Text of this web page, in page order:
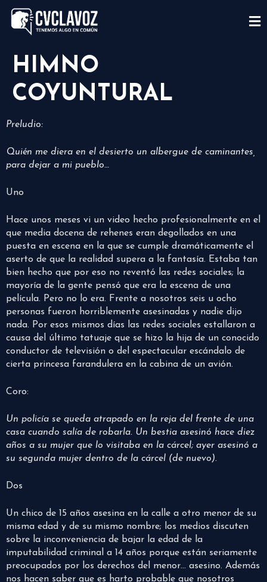
HIMNO
COYUNTURAL
Preludio:
Quién me diera en el desierto un albergue de caminantes,
para dejar a mi pueblo…
Uno
Hace unos meses vi un video hecho profesionalmente en el
que media docena de rehenes eran degollados en una
puesta en escena en la que se cumple dramáticamente el
aserto de que la realidad supera a la fantasía. Estaba tan
bien hecho que por eso no reventó las redes sociales; la
mayoría de la gente pensó que era la escena de una
película. Pero no lo era. Frente a nosotros seis u ocho
personas fueron horriblemente asesinadas y nadie dijo
nada. Por esos mismos días las redes sociales estallaron a
causa del último tatuaje que se hizo la hija de un conocido
conductor de televisión o del espectacular escándalo de
cierta princesa farandulera en la cabina de un avión.
Coro:
Un policía se queda atrapado en la reja del frente de una
casa cuando salía de robarla. Un bestia asesinó hace diez
años a su mujer que lo visitaba en la cárcel; ayer asesinó a
su segunda mujer dentro de la cárcel (de nuevo).
Dos
Un chico de 15 años asesina en la calle a otro menor de su
misma edad y de su mismo nombre; los medios discuten
sobre la inconveniencia de bajar la edad de la
imputabilidad criminal a 14 años porque están seriamente
preocupados por los derechos del menor… asesino. Además
nos hacen saber que es harto probable que nosotros